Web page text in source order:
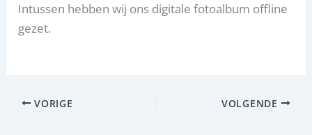
Intussen hebben wij ons digitale fotoalbum offline
gezet.
VORIGE VOLGENDE